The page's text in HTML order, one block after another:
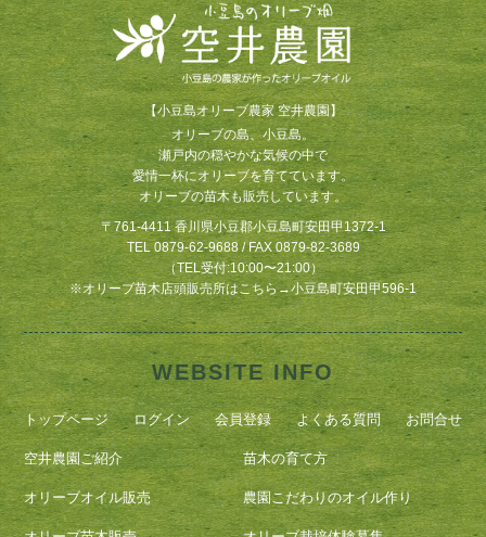
【小豆島オリーブ農家 空井農園】
オリーブの島、小豆島。
瀬戸内の穏やかな気候の中で
愛情一杯にオリーブを育てています。
オリーブの苗木も販売しています。
〒761-4411 香川県小豆郡小豆島町安田甲1372-1
TEL 0879-62-9688 / FAX 0879-82-3689
（TEL受付:10:00〜21:00）
※オリーブ苗木店頭販売所はこちら→小豆島町安田甲596-1
WEBSITE INFO
トップページ ログイン 会員登録 よくある質問 お問合せ
空井農園ご紹介
オリーブオイル販売
苗木の育て方
農園こだわりのオイル作り